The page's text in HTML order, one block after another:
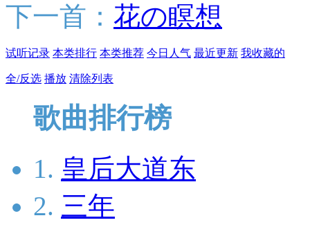
下一首： 花の瞑想
试听记录 本类排行 本类推荐 今日人气 最近更新 我收藏的
全/反选 播放 清除列表
歌曲排行榜
1. 皇后大道东
2. 三年